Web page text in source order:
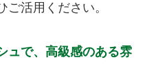
ご活用ください。
ュで、高級感のある雰